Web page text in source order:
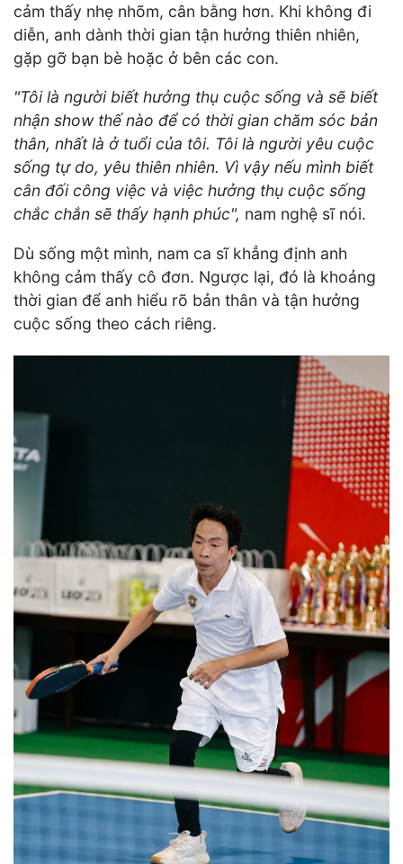
cảm thấy nhẹ nhõm, cân bằng hơn. Khi không đi
diễn, anh dành thời gian tận hưởng thiên nhiên,
gặp gỡ bạn bè hoặc ở bên các con.
"Tôi là người biết hưởng thụ cuộc sống và sẽ biết
nhận show thế nào để có thời gian chăm sóc bản
thân, nhất là ở tuổi của tôi. Tôi là người yêu cuộc
sống tự do, yêu thiên nhiên. Vì vậy nếu mình biết
cân đối công việc và việc hưởng thụ cuộc sống
chắc chắn sẽ thấy hạnh phúc", nam nghệ sĩ nói.
Dù sống một mình, nam ca sĩ khẳng định anh
không cảm thấy cô đơn. Ngược lại, đó là khoảng
thời gian để anh hiểu rõ bản thân và tận hưởng
cuộc sống theo cách riêng.